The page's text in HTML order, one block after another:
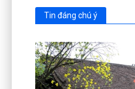
Tin đáng chú ý